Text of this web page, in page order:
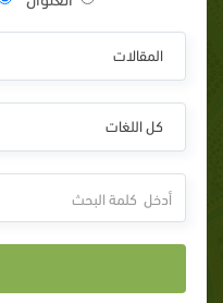
المقالات
كل اللغات